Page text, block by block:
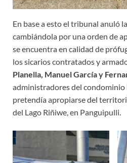
En base a esto el tribunal anuló
cambiándola por una orden de
se encuentra en calidad de
los sicarios contratados y
Planella, Manuel García y
administradores del condominio
pretendía apropiarse del
del Lago Riñiwe, en Panguipulli.